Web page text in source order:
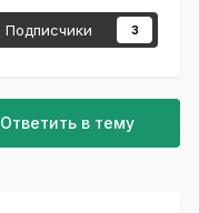
Подписчики 3
Ответить в тему